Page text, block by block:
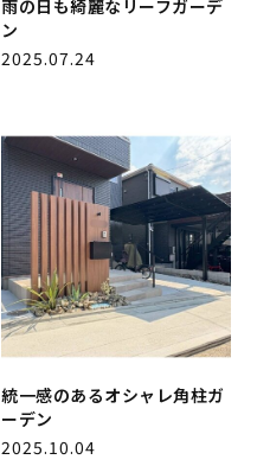
雨の日も綺麗なリーフガーデ
ン
2025.07.24
統一感のあるオシャレ角柱ガ
ーデン
2025.10.04